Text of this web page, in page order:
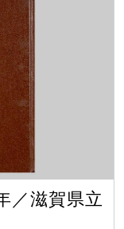
／滋賀県立